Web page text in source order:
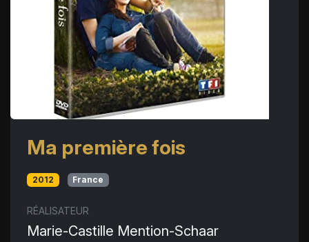
Ma première fois
2012 France
RÉALISATEUR
Marie-Castille Mention-Schaar